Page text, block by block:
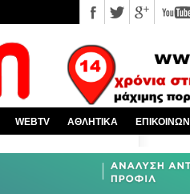
WEBTV ΑΘΛΗΤΙΚΑ